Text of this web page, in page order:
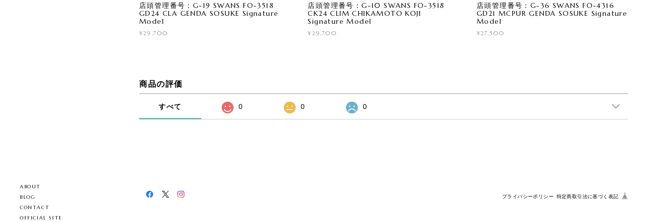
ABOUT
BLOG
CONTACT
OFFICIAL SITE
店頭管理番号：G-19 SWANS FO-3518
GD24 CLA GENDA SOSUKE Signature
Model
¥29,700
店頭管理番号：G-10 SWANS FO-3518
CK24 CLIM CHIKAMOTO KOJI
Signature Model
¥29,700
店頭管理番号：G-36 SWANS FO-4316
GD21 MCPUR GENDA SOSUKE Signature
Model
¥27,500
商品の評価
すべて 0 0 0
プライバシーポリシー 特定商取引法に基づく表記